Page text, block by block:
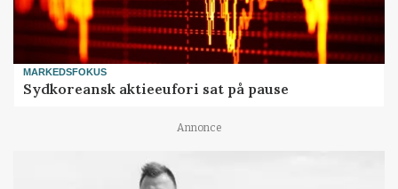
MARKEDSFOKUS
Sydkoreansk aktieeufori sat på pause
Annonce